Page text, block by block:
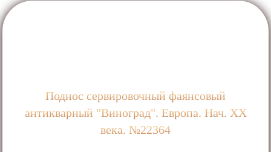
Поднос сервировочный фаянсовый
антикварный "Виноград". Европа. Нач. ХХ
века. №22364